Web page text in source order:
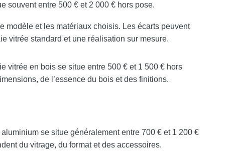
souvent entre 500 € et 2 000 € hors pose.
modèle et les matériaux choisis. Les écarts peuvent
vitrée standard et une réalisation sur mesure.
vitrée en bois se situe entre 500 € et 1 500 € hors
de l’essence du bois et des finitions.
aluminium se situe généralement entre 700 € et 1 200 €
du vitrage, du format et des accessoires.